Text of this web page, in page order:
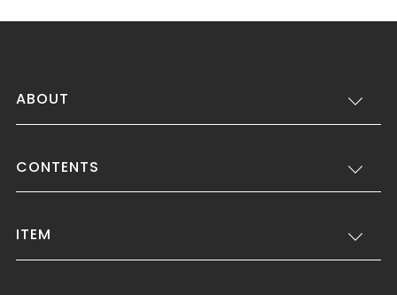
ABOUT
CONTENTS
ITEM